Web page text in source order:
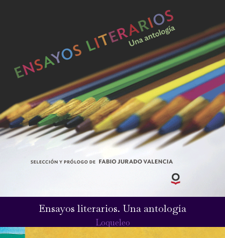
Ensayos literarios. Una antología
Loqueleo